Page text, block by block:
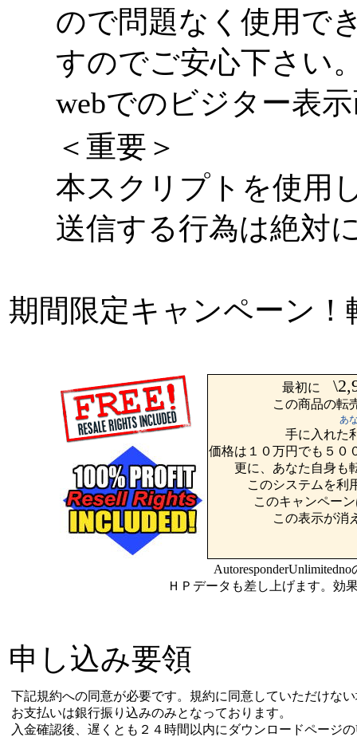
ので問題なく使用で
すのでご安心下さい
webでのビジター表
＜重要＞
本スクリプトを使用
送信する行為は絶対
期間限定キャンペーン
最初に
この商品の転
あ
手に入れた
価格は１０万円でも５０
更に、あなた自身も
このシステムを利
このキャンペー
この表示が消
ＨＰデータも差し上げます。効
申し込み要領
下記規約への同意が必要です。規約に同意していただけな
お支払いは銀行振り込みのみとなっております。
入金確認後、遅くとも２４時間以内にダウンロードページ